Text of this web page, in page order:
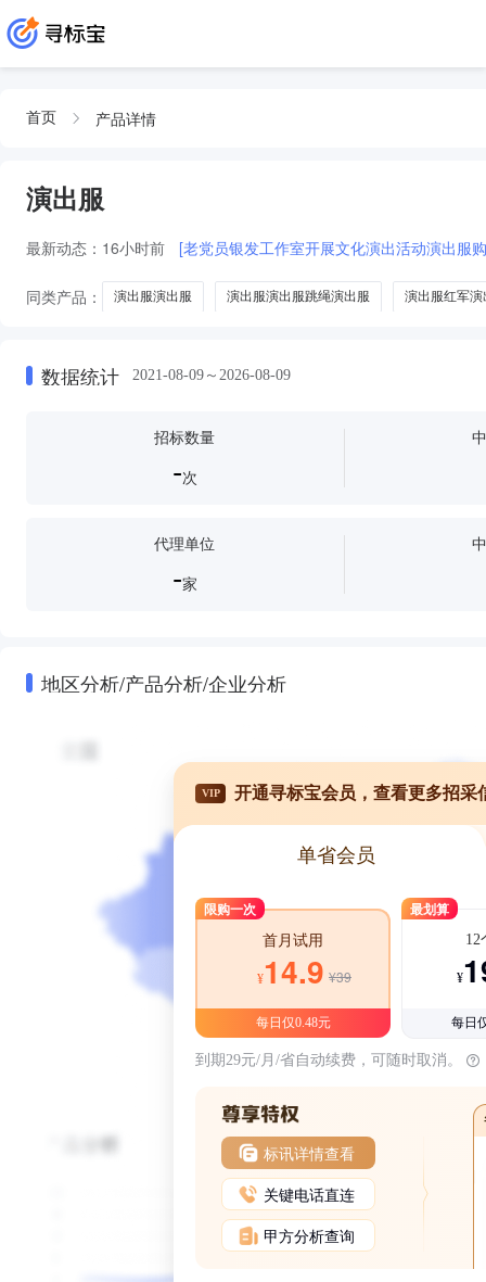
首页 产品详情
演出服
最新动态： 16小时前 [老党员银发工作室开展文化演出活动演出
同类产品： 演出服演出服 演出服演出服跳绳演出服 演出服红军
数据统计 2021-08-09～2026-08-09
招标数量
-次
代理单位
-家
地区分析/产品分析/企业分析
VIP 开通寻标宝会员，查看更多招采
单省会员
限购一次
首月试用
¥14.9 ¥39
每日仅0.48元
最划算
12
¥
每日
到期29元/月/省自动续费，可随时取消。
标讯详情查看
关键电话直连
甲方分析查询